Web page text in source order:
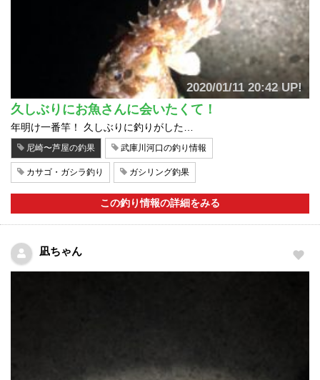
2020/01/11 20:42 UP!
久しぶりにお魚さんに会いたくて！
年明け一番竿！ 久しぶりに釣りがした…
尼崎〜芦屋の釣果 武庫川河口の釣り情報
カサゴ・ガシラ釣り ガシリング釣果
この釣り情報の詳細をみる
凪ちゃん